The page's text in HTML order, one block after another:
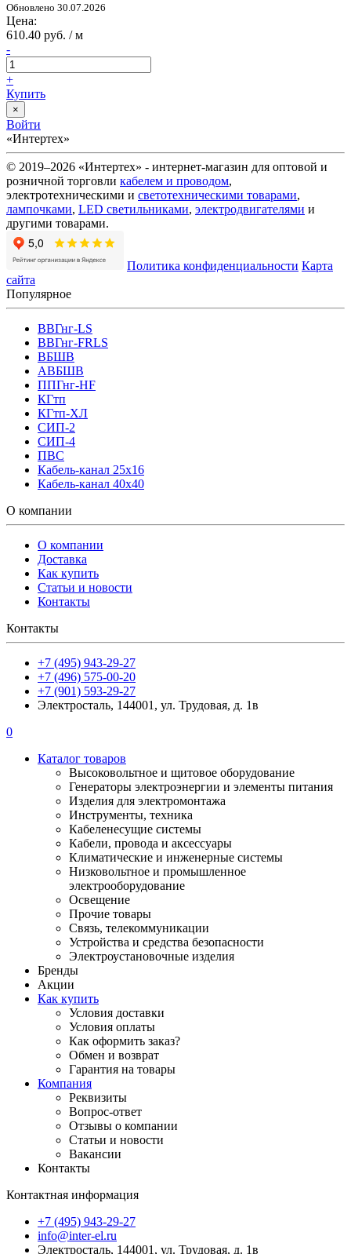
Обновлено 30.07.2026
Цена:
610.40 руб. / м
-
+
Купить
×
Войти
«Интертех»
© 2019–2026 «Интертех» - интернет-магазин для оптовой и
розничной торговли кабелем и проводом,
электротехническими и светотехническими товарами,
лампочками, LED светильниками, электродвигателями и
другими товарами.
Политика конфиденциальности Карта
сайта
Популярное
ВВГнг-LS
ВВГнг-FRLS
ВБШВ
АВБШВ
ППГнг-HF
КГтп
КГтп-ХЛ
СИП-2
СИП-4
ПВС
Кабель-канал 25х16
Кабель-канал 40х40
О компании
О компании
Доставка
Как купить
Статьи и новости
Контакты
Контакты
+7 (495) 943-29-27
+7 (496) 575-00-20
+7 (901) 593-29-27
Электросталь, 144001, ул. Трудовая, д. 1в
0
Каталог товаров
Высоковольтное и щитовое оборудование
Генераторы электроэнергии и элементы питания
Изделия для электромонтажа
Инструменты, техника
Кабеленесущие системы
Кабели, провода и аксессуары
Климатические и инженерные системы
Низковольтное и промышленное
электрооборудование
Освещение
Прочие товары
Связь, телекоммуникации
Устройства и средства безопасности
Электроустановочные изделия
Бренды
Акции
Как купить
Условия доставки
Условия оплаты
Как оформить заказ?
Обмен и возврат
Гарантия на товары
Компания
Реквизиты
Вопрос-ответ
Отзывы о компании
Статьи и новости
Вакансии
Контакты
Контактная информация
+7 (495) 943-29-27
info@inter-el.ru
Электросталь, 144001, ул. Трудовая, д. 1в